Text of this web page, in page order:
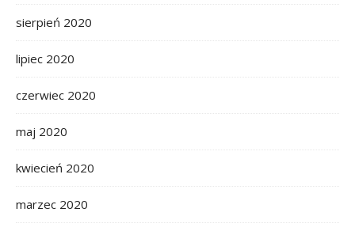
sierpień 2020
lipiec 2020
czerwiec 2020
maj 2020
kwiecień 2020
marzec 2020